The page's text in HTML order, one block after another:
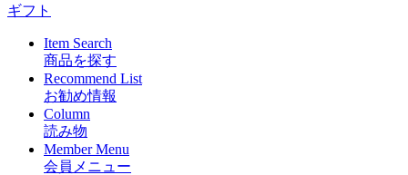
ギフト
Item Search
商品を探す
Recommend List
お勧め情報
Column
読み物
Member Menu
会員メニュー